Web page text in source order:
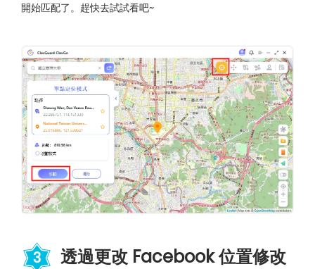
開始匹配了。趕快去試試看吧~
3
透過更改 Facebook 位置修改